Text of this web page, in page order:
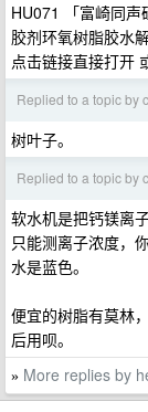
HU071 「富崎同
胶剂环氧树脂胶水
点击链接直接打开
Replied to a topic by
树叶子。
Replied to a topic by
软水机是把钙镁离
只能测离子浓度，
水是蓝色。
便宜的树脂有莫林
后用呗。
» More replies by